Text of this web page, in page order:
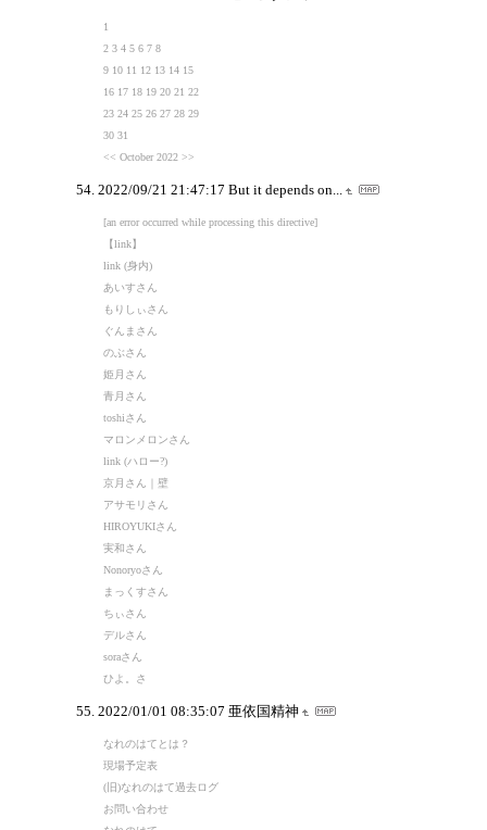
1
2 3 4 5 6 7 8
9 10 11 12 13 14 15
16 17 18 19 20 21 22
23 24 25 26 27 28 29
30 31
<< October 2022 >>
2022/09/21 21:47:17 But it depends on...
[an error occurred while processing this directive]
【link】
link (身内)
あいすさん
もりしぃさん
ぐんまさん
のぶさん
姫月さん
青月さん
toshiさん
マロンメロンさん
link (ハロー?)
京月さん｜壁
アサモリさん
HIROYUKIさん
実和さん
Nonoryoさん
まっくすさん
ちぃさん
デルさん
soraさん
ひよ。さ
2022/01/01 08:35:07 亜依国精神
なれのはてとは？
現場予定表
(旧)なれのはて過去ログ
お問い合わせ